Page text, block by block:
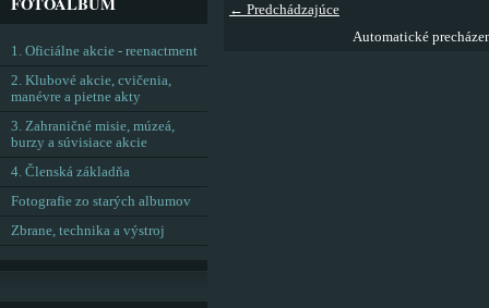
← Predchádzajúce
Automatické
1. Oficiálne akcie - reenactment
2. Klubové akcie, cvičenia,
manévre a pietne akty
3. Zahraničné misie, múzeá,
burzy a súvisiace akcie
4. Členská základňa
Fotografie zo starých albumov
Zbrane, technika a výstroj